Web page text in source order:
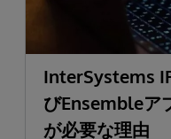
InterSystems
びEnsembleア
が必要な理由